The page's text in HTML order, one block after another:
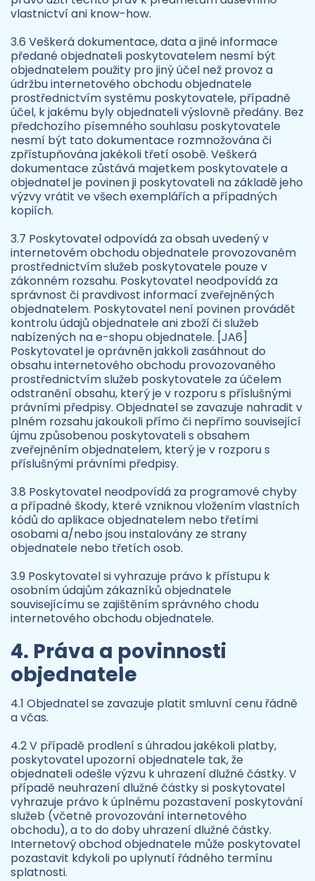
vlastnictví ani know-how.
3.6 Veškerá dokumentace, data a jiné informace
předané objednateli poskytovatelem nesmí být
objednatelem použity pro jiný účel než provoz a
údržbu internetového obchodu objednatele
prostřednictvím systému poskytovatele, případně
účel, k jakému byly objednateli výslovně předány. Bez
předchozího písemného souhlasu poskytovatele
nesmí být tato dokumentace rozmnožována či
zpřístupňována jakékoli třetí osobě. Veškerá
dokumentace zůstává majetkem poskytovatele a
objednatel je povinen ji poskytovateli na základě jeho
výzvy vrátit ve všech exemplářích a případných
kopiích.
3.7 Poskytovatel odpovídá za obsah uvedený v
internetovém obchodu objednatele provozovaném
prostřednictvím služeb poskytovatele pouze v
zákonném rozsahu. Poskytovatel neodpovídá za
správnost či pravdivost informací zveřejněných
objednatelem. Poskytovatel není povinen provádět
kontrolu údajů objednatele ani zboží či služeb
nabízených na e-shopu objednatele. [JA6]
Poskytovatel je oprávněn jakkoli zasáhnout do
obsahu internetového obchodu provozovaného
prostřednictvím služeb poskytovatele za účelem
odstranění obsahu, který je v rozporu s příslušnými
právními předpisy. Objednatel se zavazuje nahradit v
plném rozsahu jakoukoli přímo či nepřímo související
újmu způsobenou poskytovateli s obsahem
zveřejněním objednatelem, který je v rozporu s
příslušnými právními předpisy.
3.8 Poskytovatel neodpovídá za programové chyby
a případné škody, které vzniknou vložením vlastních
kódů do aplikace objednatelem nebo třetími
osobami a/nebo jsou instalovány ze strany
objednatele nebo třetích osob.
3.9 Poskytovatel si vyhrazuje právo k přístupu k
osobním údajům zákazníků objednatele
souvisejícímu se zajištěním správného chodu
internetového obchodu objednatele.
4. Práva a povinnosti
objednatele
4.1 Objednatel se zavazuje platit smluvní cenu řádně
a včas.
4.2 V případě prodlení s úhradou jakékoli platby,
poskytovatel upozorní objednatele tak, že
objednateli odešle výzvu k uhrazení dlužné částky. V
případě neuhrazení dlužné částky si poskytovatel
vyhrazuje právo k úplnému pozastavení poskytování
služeb (včetně provozování internetového
obchodu), a to do doby uhrazení dlužné částky.
Internetový obchod objednatele může poskytovatel
pozastavit kdykoli po uplynutí řádného termínu
splatnosti.